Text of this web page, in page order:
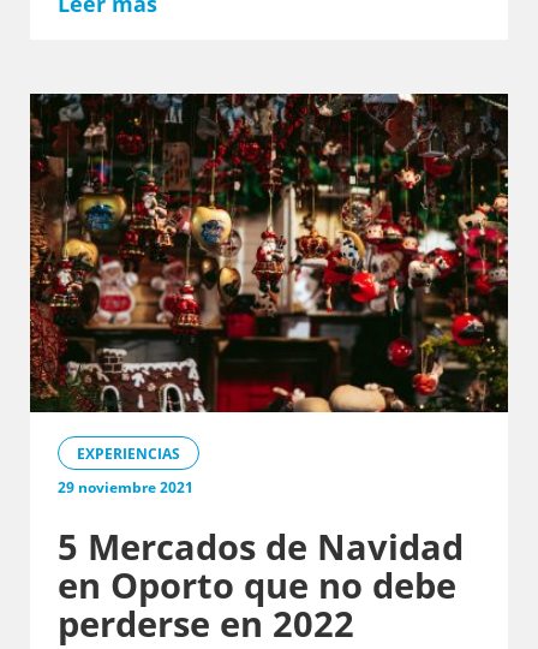
EXPERIENCIAS
29 noviembre 2021
5 Mercados de Navidad
en Oporto que no debe
perderse en 2022